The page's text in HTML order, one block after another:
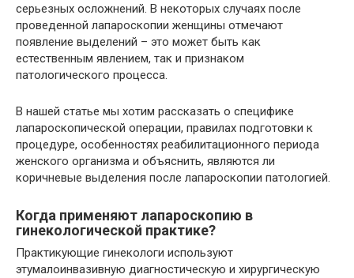
серьезных осложнений. В некоторых случаях после
проведенной лапароскопии женщины отмечают
появление выделений – это может быть как
естественным явлением, так и признаком
патологического процесса.
В нашей статье мы хотим рассказать о специфике
лапароскопической операции, правилах подготовки к
процедуре, особенностях реабилитационного периода
женского организма и объяснить, являются ли
коричневые выделения после лапароскопии патологией.
Когда применяют лапароскопию в
гинекологической практике?
Практикующие гинекологи используют
этумалоинвазивную диагностическую и хирургическую